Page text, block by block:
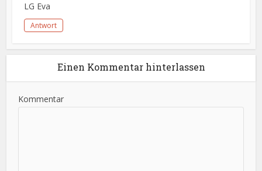
LG Eva
Antwort
Einen Kommentar hinterlassen
Kommentar